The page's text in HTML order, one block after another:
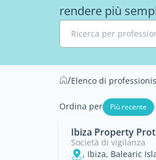
rendere più
Ricerca per
/Elenco di
Ordina per Più recente
Ibiza Property
Società di vigilanza
, Ibiza, Balearic